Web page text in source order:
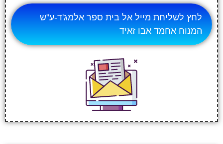
לחץ לשליחת מייל אל בית ספר אלמג'ד-ע"ש
המנוח אחמד אבו זאיד